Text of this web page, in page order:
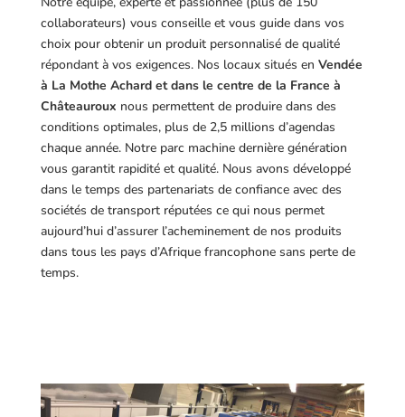
collaborateurs) vous conseille et vous guide dans vos
choix pour obtenir un produit personnalisé de qualité
répondant à vos exigences. Nos locaux situés en Vendée
à La Mothe Achard et dans le centre de la France à
Châteauroux nous permettent de produire dans des
conditions optimales, plus de 2,5 millions d’agendas
chaque année. Notre parc machine dernière génération
vous garantit rapidité et qualité. Nous avons développé
dans le temps des partenariats de confiance avec des
sociétés de transport réputées ce qui nous permet
aujourd’hui d’assurer l’acheminement de nos produits
dans tous les pays d’Afrique francophone sans perte de
temps.